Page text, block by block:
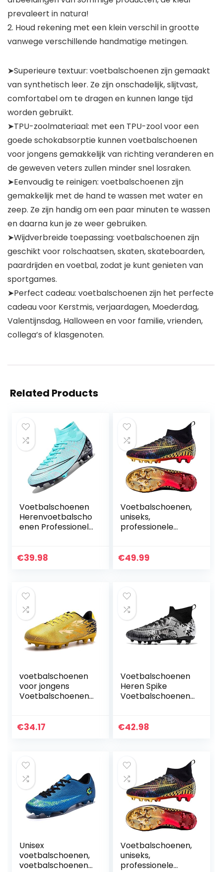
prevaleert in natura!
2. Houd rekening met een klein verschil in grootte
vanwege verschillende handmatige metingen.
➤Superieure textuur: voetbalschoenen zijn gemaakt
van synthetisch leer. Ze zijn onschadelijk, slijtvast,
comfortabel om te dragen en kunnen lange tijd
worden gebruikt.
➤TPU-zoolmateriaal: met een TPU-zool voor een
goede schokabsorptie kunnen voetbalschoenen
voor jongens gemakkelijk van richting veranderen en
de geweven veters zullen minder snel losraken.
➤Eenvoudig te reinigen: voetbalschoenen zijn
gemakkelijk met de hand te wassen met water en
zeep. Ze zijn handig om een paar minuten te wassen
en daarna kun je ze weer gebruiken.
➤Wijdverbreide toepassing: voetbalschoenen zijn
geschikt voor rolschaatsen, skaten, skateboarden,
paardrijden en voetbal, zodat je kunt genieten van
sportgames.
➤Perfect cadeau: voetbalschoenen zijn het perfecte
cadeau voor Kerstmis, verjaardagen, Moederdag,
Valentijnsdag, Halloween en voor familie, vrienden,
collega’s of klasgenoten.
Related Products
Voetbalschoenen
Herenvoetbalscho
enen Professionele
trijdschoenen
€39.98
Voetbalschoenen,
uniseks,
professionele
band, geschikt
voor volwassenen
en kinderen
€49.99
voetbalschoenen
voor jongens
Voetbalschoenen
AG Lange nagels
Schoenen Lage
Schoenen Riem
Sport
Professionele
Voetbalschoenen
€34.17
Voetbalschoenen
Heren Spike
Voetbalschoenen
Voetbalwedstrijd
Training Sneakers
€42.98
Unisex
voetbalschoenen,
voetbalschoenen,
Voetbalschoenen,
uniseks,
professionele